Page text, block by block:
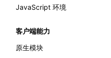
Console
Sources
Layers
录制 Trace
Trace UI 基本使用指南
录制启动 Trace
Recorder
错误处理
渲染
流畅度
内存
监控性能
Performance API
标记渲染流水线
JavaScript 环境
WebAssembly
主线程运行时
客户端能力
原生模块